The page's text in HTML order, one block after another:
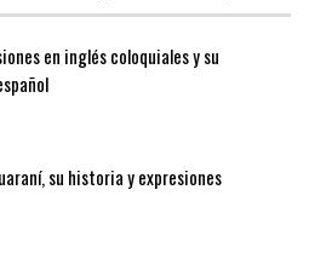
en inglés coloquiales y su
su historia y expresiones